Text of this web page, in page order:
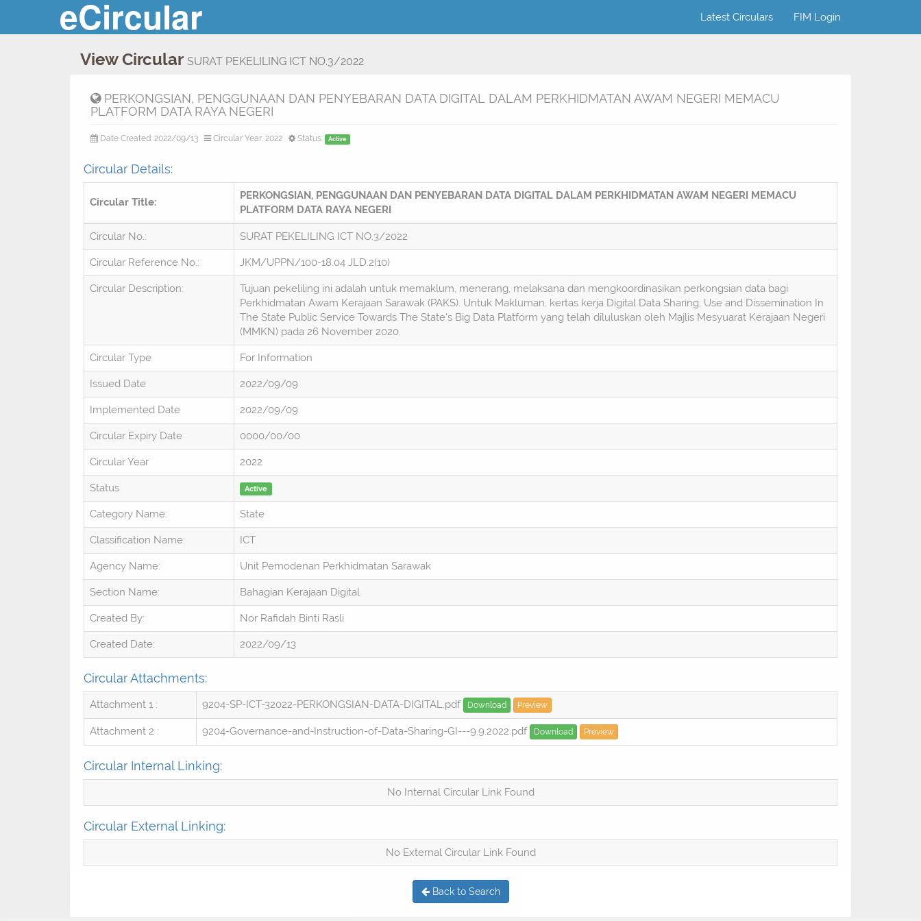
eCircular Latest Circulars FIM Login
View Circular SURAT PEKELILING ICT NO.3/2022
PERKONGSIAN, PENGGUNAAN DAN PENYEBARAN DATA DIGITAL DALAM PERKHIDMATAN AWAM NEGERI MEMACU
PLATFORM DATA RAYA NEGERI
Date Created: 2022/09/13 Circular Year: 2022 Status: Active
Circular Details:
Circular Title:
PERKONGSIAN, PENGGUNAAN DAN PENYEBARAN DATA DIGITAL DALAM PERKHIDMATAN AWAM NEGERI MEMACU
PLATFORM DATA RAYA NEGERI
Circular No.: SURAT PEKELILING ICT NO.3/2022
Circular Reference No.: JKM/UPPN/100-18.04 JLD.2(10)
Circular Description:
Tujuan pekeliling ini adalah untuk memaklum, menerang, melaksana dan mengkoordinasikan perkongsian data bagi
Perkhidmatan Awam Kerajaan Sarawak (PAKS). Untuk Makluman, kertas kerja Digital Data Sharing, Use and Dissemination In
The State Public Service Towards The State's Big Data Platform yang telah diluluskan oleh Majlis Mesyuarat Kerajaan Negeri
(MMKN) pada 26 November 2020.
Circular Type For Information
Issued Date 2022/09/09
Implemented Date 2022/09/09
Circular Expiry Date 0000/00/00
Circular Year 2022
Status Active
Category Name: State
Classification Name: ICT
Agency Name: Unit Pemodenan Perkhidmatan Sarawak
Section Name: Bahagian Kerajaan Digital
Created By: Nor Rafidah Binti Rasli
Created Date: 2022/09/13
Circular Attachments:
Attachment 1 : 9204-SP-ICT-32022-PERKONGSIAN-DATA-DIGITAL.pdf Download Preview
Attachment 2 : 9204-Governance-and-Instruction-of-Data-Sharing-GI---9.9.2022.pdf Download Preview
Circular Internal Linking:
No Internal Circular Link Found
Circular External Linking:
No External Circular Link Found
Back to Search